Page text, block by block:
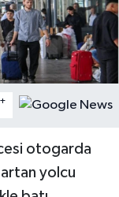
+
otogarda
yolcu